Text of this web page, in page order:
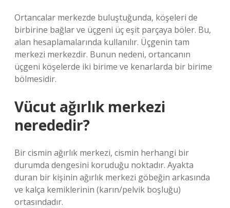
Ortancalar merkezde buluştuğunda, köşeleri de
birbirine bağlar ve üçgeni üç eşit parçaya böler. Bu,
alan hesaplamalarında kullanılır. Üçgenin tam
merkezi merkezdir. Bunun nedeni, ortancanın
üçgeni köşelerde iki birime ve kenarlarda bir birime
bölmesidir.
Vücut ağırlık merkezi
nerededir?
Bir cismin ağırlık merkezi, cismin herhangi bir
durumda dengesini koruduğu noktadır. Ayakta
duran bir kişinin ağırlık merkezi göbeğin arkasında
ve kalça kemiklerinin (karın/pelvik boşluğu)
ortasındadır.